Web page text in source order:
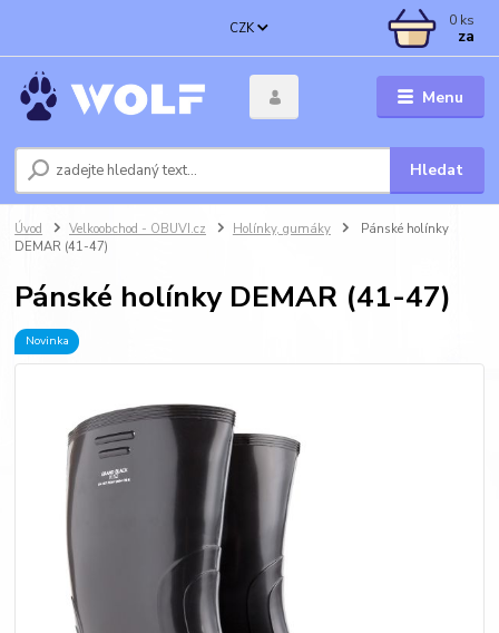
Menu
CZK
Hledat
0 ks
za
Úvod Velkoobchod - OBUVI.cz Holínky, gumáky
Pánské holínky
DEMAR (41-47)
Pánské holínky DEMAR (41-47)
Novinka